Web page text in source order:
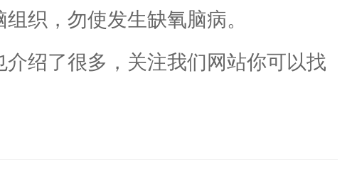
织，勿使发生缺氧脑病。
绍了很多，关注我们网站你可以找